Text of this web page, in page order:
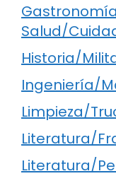
Salud/
Historia/
Ingeniería/
Limpieza/
Literatura/
Literatura/